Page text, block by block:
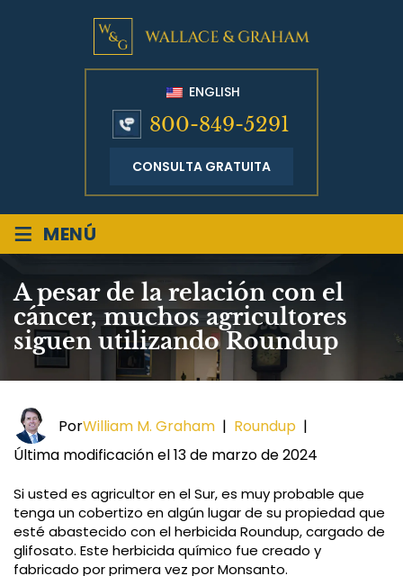
ENGLISH
800-849-5291
CONSULTA GRATUITA
≡ MENÚ
A pesar de la relación con el
cáncer, muchos agricultores
siguen utilizando Roundup
PorWilliam M. Graham | Roundup |
Última modificación el 13 de marzo de 2024
Si usted es agricultor en el Sur, es muy probable que
tenga un cobertizo en algún lugar de su propiedad que
esté abastecido con el herbicida Roundup, cargado de
glifosato. Este herbicida químico fue creado y
fabricado por primera vez por Monsanto.